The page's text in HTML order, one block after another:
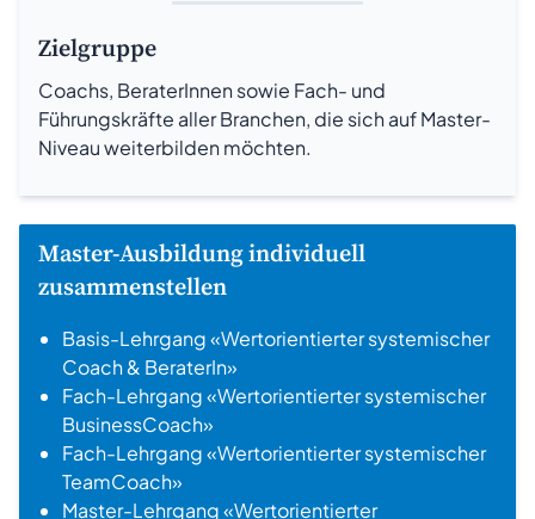
Zielgruppe
Coachs, BeraterInnen sowie Fach- und
Führungskräfte aller Branchen, die sich auf Master-
Niveau weiterbilden möchten.
Master-Ausbildung individuell
zusammenstellen
Basis-Lehrgang «Wertorientierter systemischer
Coach & BeraterIn»
Fach-Lehrgang «Wertorientierter systemischer
BusinessCoach»
Fach-Lehrgang «Wertorientierter systemischer
TeamCoach»
Master-Lehrgang «Wertorientierter